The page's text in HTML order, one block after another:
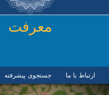
رفتن به محتوای اصلی
معرفت
ارتباط با ما جستجوی پیشرفته